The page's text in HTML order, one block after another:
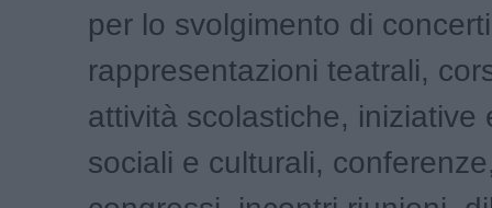
per lo svolgimento di
rappresentazioni teatrali,
attività scolastiche, iniziative
sociali e culturali,